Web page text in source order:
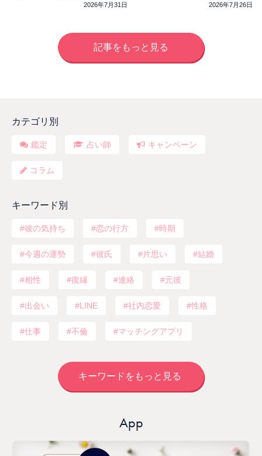
2026年7月31日 2026年7月26日
記事をもっと見る
カテゴリ別
鑑定 占い師 キャンペーン
コラム
キーワード別
彼の気持ち 恋の行方 時期
今週の運勢 彼氏 片思い 結婚
相性 復縁 連絡 元彼
出会い LINE 社内恋愛 性格
仕事 不倫 マッチングアプリ
キーワードをもっと見る
App